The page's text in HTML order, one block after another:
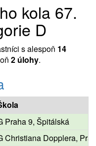
kola 67.
D
s alespoň 14
2 úlohy.
Praha 9, Špitálská
Christiana Dopplera,